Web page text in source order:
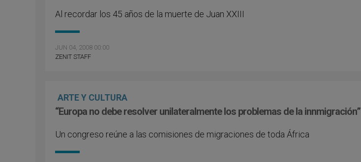
Al recordar los 45 años de la muerte de Juan XXIII
JUN 04, 2008 00:00
ZENIT STAFF
ARTE Y CULTURA
“Europa no debe resolver unilateralmente los problemas de la innmigración”
Un congreso reúne a las comisiones de migraciones de toda África